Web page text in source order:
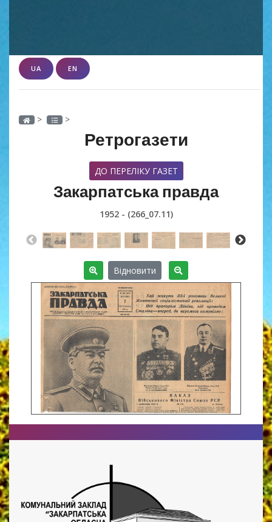
UA EN
> >
Ретрогазети
ДО ПЕРЕЛІКУ ГАЗЕТ
Закарпатська правда
1952 - (266_07.11)
Відновити